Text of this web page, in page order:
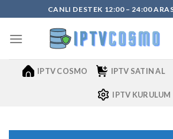
atla
CANLI DESTEK 12:00 – 24:00
IPTV COSMO IPTV SATIN AL
IPTV KURULUM